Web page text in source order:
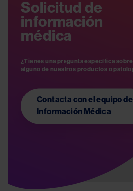
Solicitud de
información
médica
¿Tienes una pregunta específica sobre
Contacta con el equipo de
Información Médica